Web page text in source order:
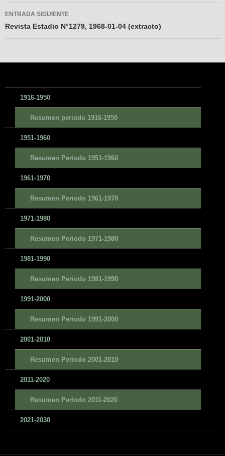
entradas
ENTRADA SIGUIENTE
Revista Estadio N°1279, 1968-01-04 (extracto)
1916-1950
Resumen periodo 1916-1950
1951-1960
Resumen Periodo 1951-1960
1961-1970
Resumen Periodo 1961-1970
1971-1980
Resumen Periodo 1971-1980
1981-1990
Resumen Periodo 1981-1990
1991-2000
Resumen Periodo 1991-2000
2001-2010
Resumen Periodo 2001-2010
2011-2020
Resumen Periodo 2011-2020
2021-2030